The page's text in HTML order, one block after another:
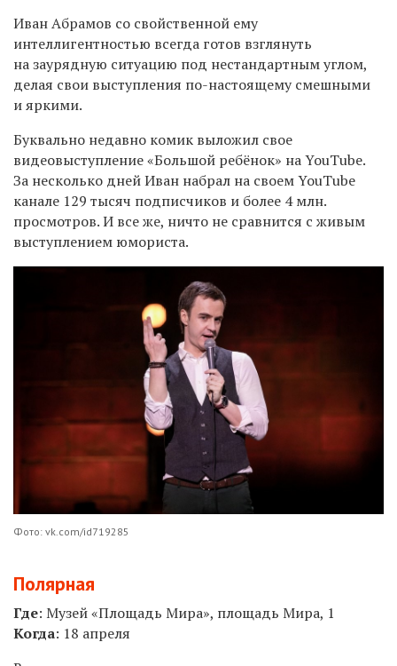
Иван Абрамов со свойственной ему
интеллигентностью всегда готов взглянуть
на заурядную ситуацию под нестандартным углом,
делая свои выступления по-настоящему смешными
и яркими.
Буквально недавно комик выложил свое
видеовыступление «Большой ребёнок» на YouTube.
За несколько дней Иван набрал на своем YouTube
канале 129 тысяч подписчиков и более 4 млн.
просмотров. И все же, ничто не сравнится с живым
выступлением юмориста.
Фото: vk.com/id719285
Полярная
Где: Музей «Площадь Мира», площадь Мира, 1
Когда: 18 апреля